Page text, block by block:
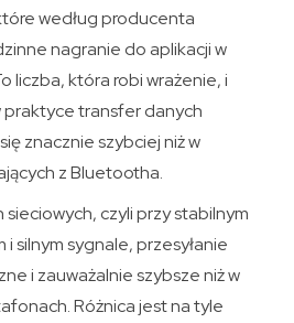
według producenta
nagranie do aplikacji w
liczba, która robi wrażenie, i
transfer danych
znacznie szybciej niż w
z Bluetootha.
czyli przy stabilnym
silnym sygnale, przesyłanie
i zauważalnie szybsze niż w
Różnica jest na tyle